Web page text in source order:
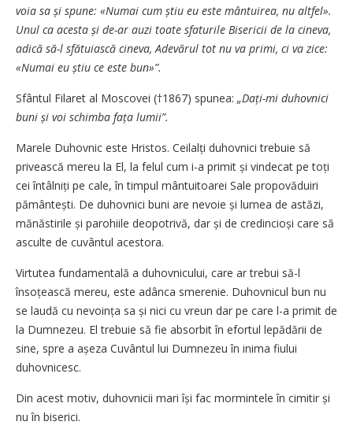
voia sa și spune: «Numai cum știu eu este mântuirea, nu altfel».
Unul ca acesta și de-ar auzi toate sfaturile Bisericii de la cineva,
adică să-l sfătuiască cineva, Adevărul tot nu va primi, ci va zice:
«Numai eu știu ce este bun»”.
Sfântul Filaret al Moscovei (†1867) spunea: „Dați-mi duhovnici
buni și voi schimba fața lumii”.
Marele Duhovnic este Hristos. Cei­lalți duhovnici trebuie să
privească me­reu la El, la felul cum i-a primit și vin­decat pe toți
cei întâlniți pe cale, în timpul mântuitoarei Sale propovăduiri
pământești. De duhovnici buni are nevoie și lumea de astăzi,
mănăsti­rile și parohiile deopotrivă, dar și de credin­cioși care să
asculte de cuvântul acestora.
Virtutea fundamentală a duhovnicului, care ar trebui să-l
însoțească me­reu, este adânca smerenie. Duhovnicul bun nu
se laudă cu nevoința sa și nici cu vreun dar pe care l-a primit de
la Dumnezeu. El trebuie să fie absorbit în efortul lepădării de
sine, spre a așeza Cuvântul lui Dumnezeu în inima fiului
duhovnicesc.
Din acest motiv, duhovnicii mari își fac mormintele în cimitir și
nu în biserici.